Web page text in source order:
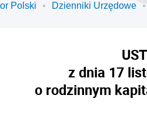
Polski Dzienniki Urzędowe
z dnia 17
o rodzinnym